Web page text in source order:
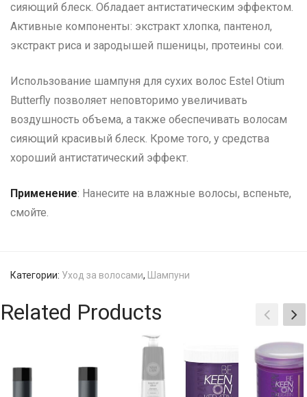
сияющий блеск. Обладает антистатическим эффектом.
Активные компоненты: экстракт хлопка, пантенол,
экстракт риса и зародышей пшеницы, протеины сои.
Использование шампуня для сухих волос Estel Otium
Butterfly позволяет неповторимо увеличивать
воздушность объема, а также обеспечивать волосам
сияющий красивый блеск. Кроме того, у средства
хороший антистатический эффект.
Применение: Нанесите на влажные волосы, вспеньте,
смойте.
Категории: Уход за волосами, Шампуни
Related Products